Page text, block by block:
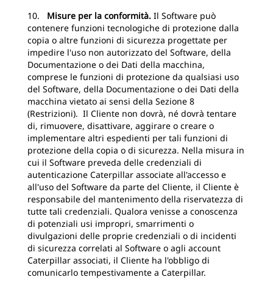
10. Misure per la conformità. Il Software può
contenere funzioni tecnologiche di protezione dalla
copia o altre funzioni di sicurezza progettate per
impedire l'uso non autorizzato del Software, della
Documentazione o dei Dati della macchina,
comprese le funzioni di protezione da qualsiasi uso
del Software, della Documentazione o dei Dati della
macchina vietato ai sensi della Sezione 8
(Restrizioni). Il Cliente non dovrà, né dovrà tentare
di, rimuovere, disattivare, aggirare o creare o
implementare altri espedienti per tali funzioni di
protezione della copia o di sicurezza. Nella misura in
cui il Software preveda delle credenziali di
autenticazione Caterpillar associate all'accesso e
all'uso del Software da parte del Cliente, il Cliente è
responsabile del mantenimento della riservatezza di
tutte tali credenziali. Qualora venisse a conoscenza
di potenziali usi impropri, smarrimenti o
divulgazioni delle proprie credenziali o di incidenti
di sicurezza correlati al Software o agli account
Caterpillar associati, il Cliente ha l'obbligo di
comunicarlo tempestivamente a Caterpillar.